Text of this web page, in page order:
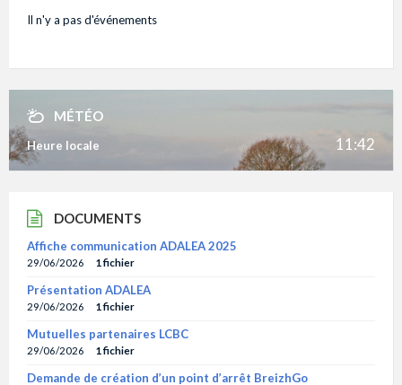
Il n'y a pas d'événements
MÉTÉO
Heure locale 11:42
DOCUMENTS
Affiche communication ADALEA 2025
29/06/2026 1 fichier
Présentation ADALEA
29/06/2026 1 fichier
Mutuelles partenaires LCBC
29/06/2026 1 fichier
Demande de création d’un point d’arrêt BreizhGo